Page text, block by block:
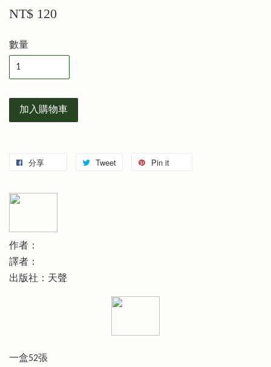
NT$ 120
數量
加入購物車
分享 Tweet Pin it
作者：
譯者：
出版社：天聲
一盒52張